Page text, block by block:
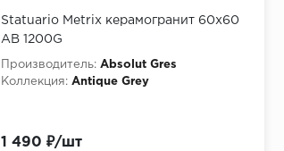
Statuario Metrix керамогранит 60х60
AB 1200G
Производитель: Absolut Gres
Коллекция: Antique Grey
1 490 ₽/шт